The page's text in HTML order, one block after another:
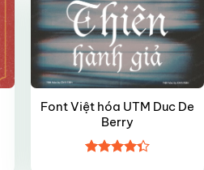
Font Việt hóa UTM Duc De
Berry